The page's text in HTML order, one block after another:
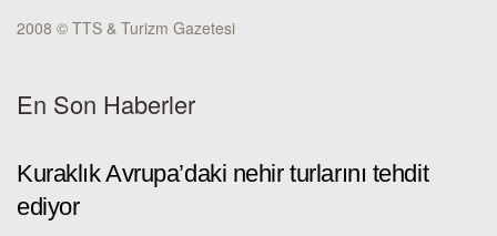
2008 © TTS & Turizm Gazetesi
En Son Haberler
Kuraklık Avrupa’daki nehir turlarını tehdit
ediyor